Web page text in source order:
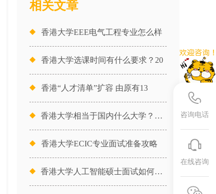
相关文章
香港大学EEE电气工程专业怎么样
香港大学选课时间有什么要求？20
香港“人才清单”扩容 由原有13
香港大学相当于国内什么大学？好就
香港大学ECIC专业面试准备攻略
香港大学人工智能硕士面试如何准备
咨询电话
在线咨询